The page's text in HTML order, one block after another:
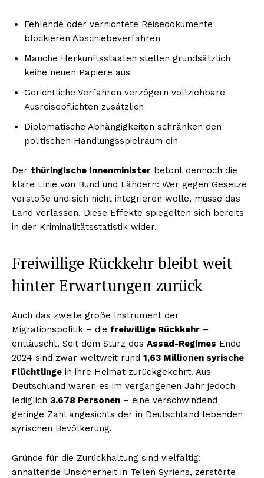
Fehlende oder vernichtete Reisedokumente
blockieren Abschiebeverfahren
Manche Herkunftsstaaten stellen grundsätzlich
keine neuen Papiere aus
Gerichtliche Verfahren verzögern vollziehbare
Ausreisepflichten zusätzlich
Diplomatische Abhängigkeiten schränken den
politischen Handlungsspielraum ein
Der thüringische Innenminister betont dennoch die
klare Linie von Bund und Ländern: Wer gegen Gesetze
verstoße und sich nicht integrieren wolle, müsse das
Land verlassen. Diese Effekte spiegelten sich bereits
in der Kriminalitätsstatistik wider.
Freiwillige Rückkehr bleibt weit
hinter Erwartungen zurück
Auch das zweite große Instrument der
Migrationspolitik – die freiwillige Rückkehr –
enttäuscht. Seit dem Sturz des Assad-Regimes Ende
2024 sind zwar weltweit rund 1,63 Millionen syrische
Flüchtlinge in ihre Heimat zurückgekehrt. Aus
Deutschland waren es im vergangenen Jahr jedoch
lediglich 3.678 Personen – eine verschwindend
geringe Zahl angesichts der in Deutschland lebenden
syrischen Bevölkerung.
Gründe für die Zurückhaltung sind vielfältig:
anhaltende Unsicherheit in Teilen Syriens, zerstörte